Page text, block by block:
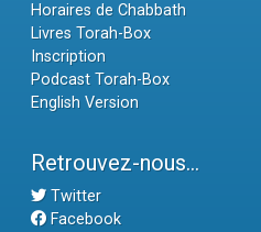
Horaires de Chabbath
Livres Torah-Box
Inscription
Podcast Torah-Box
English Version
Retrouvez-nous...
Twitter
Facebook